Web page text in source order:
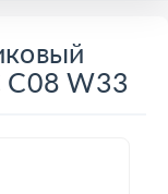
W33